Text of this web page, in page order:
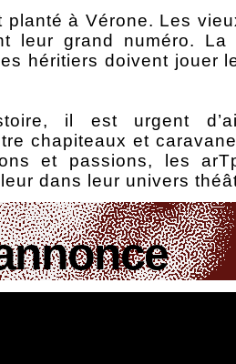
planté à Vérone. Les
leur grand numéro.
héritiers doivent jouer
il est urgent
chapiteaux et
et passions, les
dans leur univers